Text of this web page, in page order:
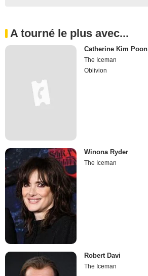
A tourné le plus avec...
Catherine Kim Poon
The Iceman
Oblivion
Winona Ryder
The Iceman
Robert Davi
The Iceman